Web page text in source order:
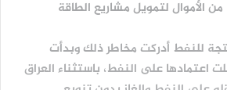
40 بالمائة من الأموال لتمويل مشاريع الطاقة
للنفط أدركت مخاطر ذلك وبدأت
اعتمادها على النفط، باستثناء العراق